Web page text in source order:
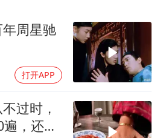
CIA被曝已秘密设立古巴工作组
萧敬腾：不忍心让妻子承受生育的苦
奋进开新局 实干挑大梁
周星驰
打开APP
过时，
，还是